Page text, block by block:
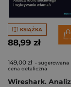
KSIĄŻKA
88,99 zł
149,00 zł - sugerowana
cena detaliczna